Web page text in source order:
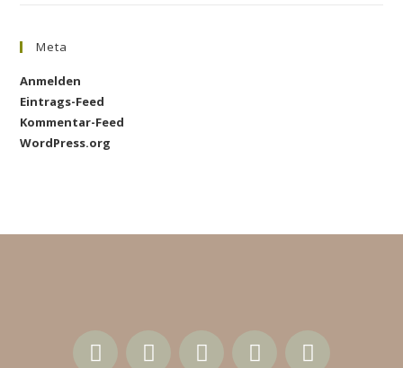
Meta
Anmelden
Eintrags-Feed
Kommentar-Feed
WordPress.org